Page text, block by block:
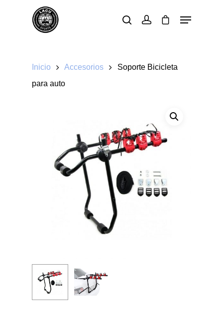
Inicio Accesorios
Soporte Bicicleta
para auto